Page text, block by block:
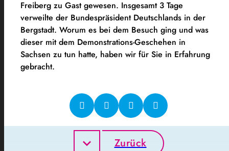
Freiberg zu Gast gewesen. Insgesamt 3 Tage
verweilte der Bundespräsident Deutschlands in der
Bergstadt. Worum es bei dem Besuch ging und was
dieser mit dem Demonstrations-Geschehen in
Sachsen zu tun hatte, haben wir für Sie in Erfahrung
gebracht.
Zurück